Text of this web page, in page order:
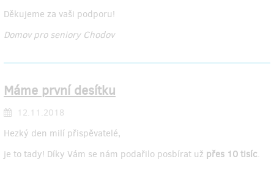
Děkujeme za vaši podporu!
Domov pro seniory Chodov
Máme první desítku
12.11.2018
Hezký den milí přispěvatelé,
je to tady! Díky Vám se nám podařilo posbírat už přes 10 tisíc.